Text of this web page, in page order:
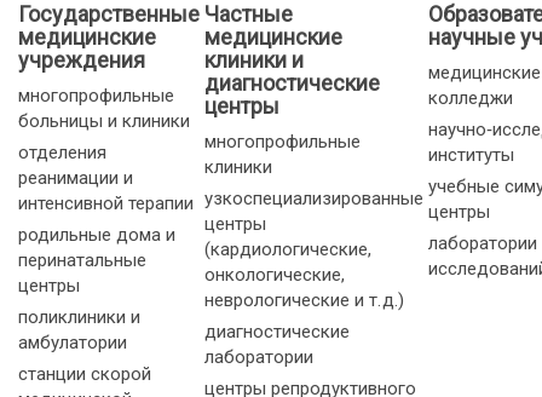
Государственные
медицинские
учреждения
многопрофильные
больницы и клиники
отделения
реанимации и
интенсивной терапии
родильные дома и
перинатальные
центры
поликлиники и
амбулатории
станции скорой
Частные
медицинские
клиники и
диагностические
центры
многопрофильные
клиники
узкоспециализированные
центры
(кардиологические,
онкологические,
неврологические и т. д.)
диагностические
лаборатории
центры репродуктивного
научные
колледжи
институты
учебные
центры
лаборатории